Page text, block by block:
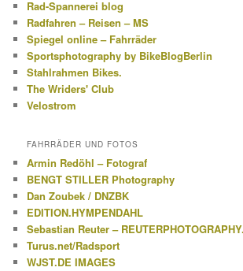
Rad-Spannerei blog
Radfahren – Reisen – MS
Spiegel online – Fahrräder
Sportsphotography by BikeBlogBerlin
Stahlrahmen Bikes.
The Wriders' Club
Velostrom
FAHRRÄDER UND FOTOS
Armin Redöhl – Fotograf
BENGT STILLER Photography
Dan Zoubek / DNZBK
EDITION.HYMPENDAHL
Sebastian Reuter –
Turus.net/Radsport
WJST.DE IMAGES